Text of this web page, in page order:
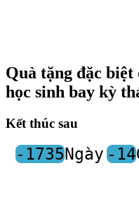
Quà tặng đặc biệt
học sinh bay kỳ
Kết thúc sau
-1735Ngày-14